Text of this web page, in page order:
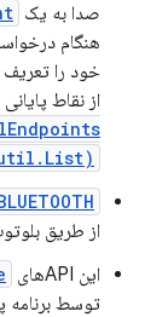
صدا به یک
هنگام
خود را
از نقاط
از طریق
این APIهای